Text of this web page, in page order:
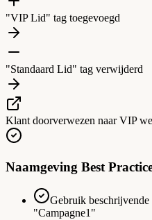
"VIP Lid" tag toegevoegd
"Standaard Lid" tag verwijderd
Klant doorverwezen naar VIP
Naamgeving Best
Gebruik
"Campagne1"